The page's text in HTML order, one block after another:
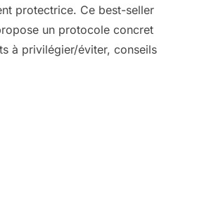
protectrice. Ce best-seller
un protocole concret
à privilégier/éviter, conseils